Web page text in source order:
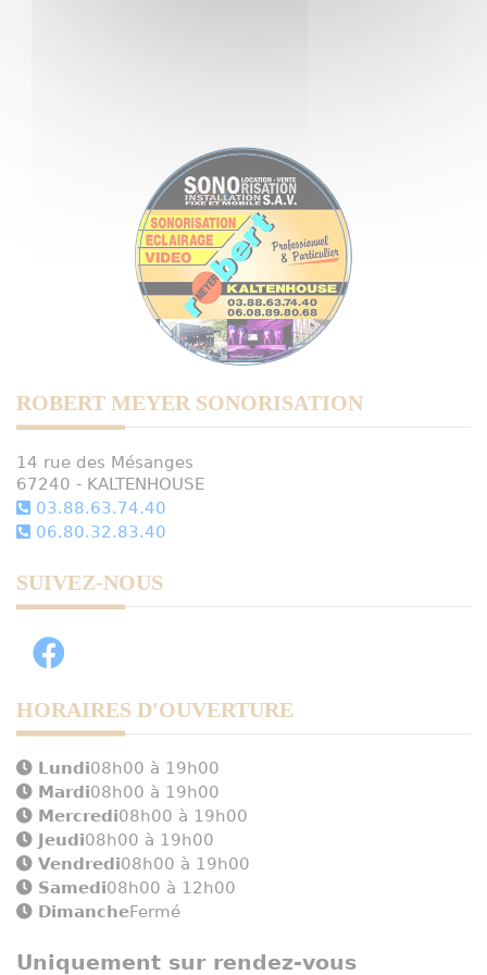
ROBERT MEYER SONORISATION
14 rue des Mésanges
67240 - KALTENHOUSE
03.88.63.74.40
06.80.32.83.40
SUIVEZ-NOUS
HORAIRES D'OUVERTURE
Lundi08h00 à 19h00
Mardi08h00 à 19h00
Mercredi08h00 à 19h00
Jeudi08h00 à 19h00
Vendredi08h00 à 19h00
Samedi08h00 à 12h00
DimancheFermé
Uniquement sur rendez-vous